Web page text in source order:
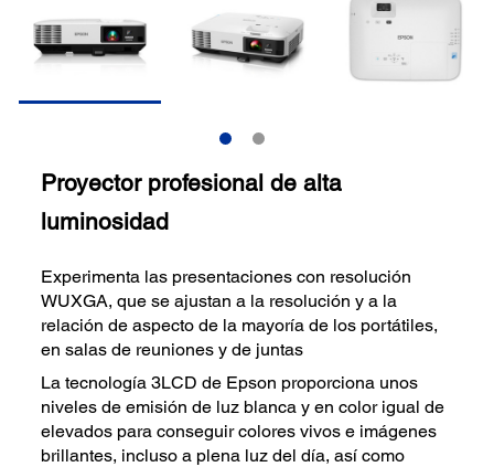
Proyector profesional de alta
luminosidad
Experimenta las presentaciones con resolución
WUXGA, que se ajustan a la resolución y a la
relación de aspecto de la mayoría de los portátiles,
en salas de reuniones y de juntas
La tecnología 3LCD de Epson proporciona unos
niveles de emisión de luz blanca y en color igual de
elevados para conseguir colores vivos e imágenes
brillantes, incluso a plena luz del día, así como